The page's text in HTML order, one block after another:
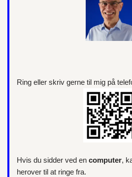
Ring eller skriv gerne til mig på
Hvis du sidder ved en computer,
herover til at ringe fra.